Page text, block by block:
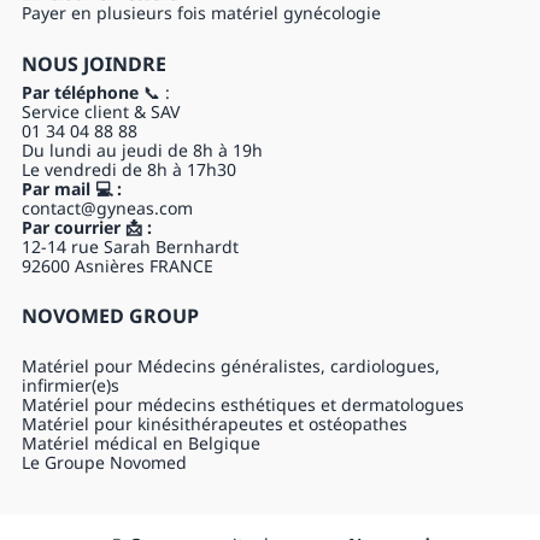
Payer en plusieurs fois matériel gynécologie
NOUS JOINDRE
Par téléphone📞 :
Service client & SAV
01 34 04 88 88
Du lundi au jeudi de 8h à 19h
Le vendredi de 8h à 17h30
Par mail 💻 :
contact@gyneas.com
Par courrier 📩 :
12-14 rue Sarah Bernhardt
92600 Asnières FRANCE
NOVOMED GROUP
Matériel pour Médecins généralistes, cardiologues,
infirmier(e)s
Matériel pour médecins esthétiques et dermatologues
Matériel pour kinésithérapeutes et ostéopathes
Matériel médical en Belgique
Le Groupe Novomed